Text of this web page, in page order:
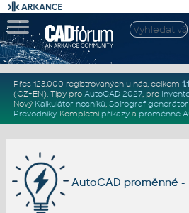
Přes 123.000 registrovaných u nás, celkem
(CZ+EN). Tipy pro AutoCAD 2027, pro
Nový Kalkulátor nosníků, Spirograf generátor
Převodníky. Kompletní příkazya proměnné
AutoCAD proměnné -